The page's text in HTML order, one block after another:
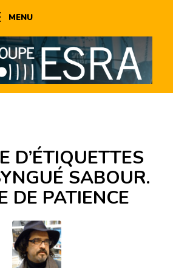
MENU
D’ÉTIQUETTES
SABOUR.
DE PATIENCE